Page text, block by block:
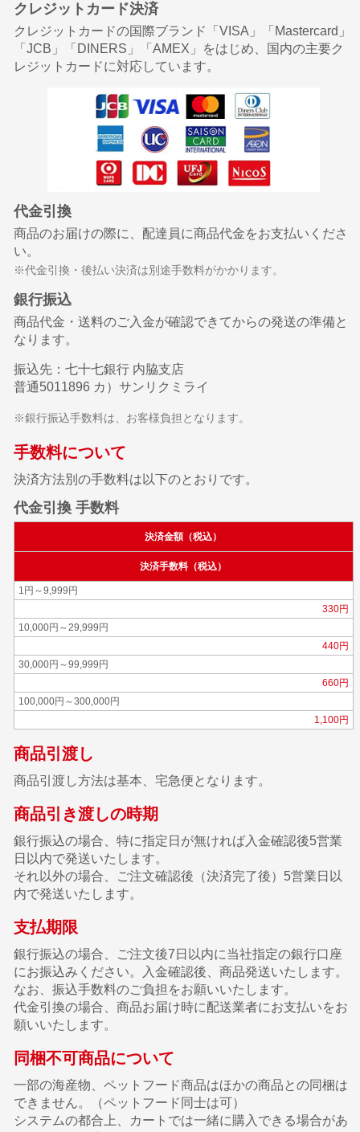
クレジットカード決済
クレジットカードの国際ブランド「VISA」「Mastercard」
「JCB」「DINERS」「AMEX」をはじめ、国内の主要ク
レジットカードに対応しています。
代金引換
商品のお届けの際に、配達員に商品代金をお支払いくださ
い。
※代金引換・後払い決済は別途手数料がかかります。
銀行振込
商品代金・送料のご入金が確認できてからの発送の準備と
なります。
振込先：七十七銀行 内脇支店
普通5011896 カ）サンリクミライ
※銀行振込手数料は、お客様負担となります。
手数料について
決済方法別の手数料は以下のとおりです。
代金引換 手数料
決済金額（税込）
決済手数料（税込）
1円～9,999円
330円
10,000円～29,999円
440円
30,000円～99,999円
660円
100,000円～300,000円
1,100円
商品引渡し
商品引渡し方法は基本、宅急便となります。
商品引き渡しの時期
銀行振込の場合、特に指定日が無ければ入金確認後5営業
日以内で発送いたします。
それ以外の場合、ご注文確認後（決済完了後）5営業日以
内で発送いたします。
支払期限
銀行振込の場合、ご注文後7日以内に当社指定の銀行口座
にお振込みください。入金確認後、商品発送いたします。
なお、振込手数料のご負担をお願いいたします。
代金引換の場合、商品お届け時に配送業者にお支払いをお
願いいたします。
同梱不可商品について
一部の海産物、ペットフード商品はほかの商品との同梱は
できません。（ペットフード同士は可）
システムの都合上、カートでは一緒に購入できる場合があ